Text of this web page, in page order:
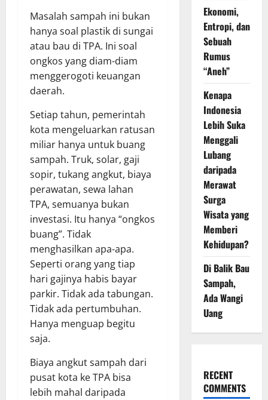
Masalah sampah ini bukan
hanya soal plastik di sungai
atau bau di TPA. Ini soal
ongkos yang diam-diam
menggerogoti keuangan
daerah.
Setiap tahun, pemerintah
kota mengeluarkan ratusan
miliar hanya untuk buang
sampah. Truk, solar, gaji
sopir, tukang angkut, biaya
perawatan, sewa lahan
TPA, semuanya bukan
investasi. Itu hanya “ongkos
buang”. Tidak
menghasilkan apa-apa.
Seperti orang yang tiap
hari gajinya habis bayar
parkir. Tidak ada tabungan.
Tidak ada pertumbuhan.
Hanya menguap begitu
saja.
Biaya angkut sampah dari
pusat kota ke TPA bisa
lebih mahal daripada
Ekonomi,
Entropi, dan
Sebuah
Rumus
“Aneh”
Kenapa
Indonesia
Lebih Suka
Menggali
Lubang
daripada
Merawat
Surga
Wisata yang
Memberi
Kehidupan?
Di Balik Bau
Sampah,
Ada Wangi
Uang
RECENT
COMMENTS